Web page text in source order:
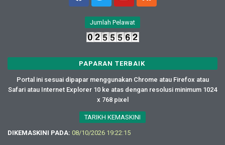
Jumlah Pelawat
PAPARAN TERBAIK
Portal ini sesuai dipapar menggunakan Chrome atau Firefox atau
Safari atau Internet Explorer 10 ke atas dengan resolusi minimum 1024
x 768 pixel
TARIKH KEMASKINI
DIKEMASKINI PADA: 08/10/2026 19:22:15